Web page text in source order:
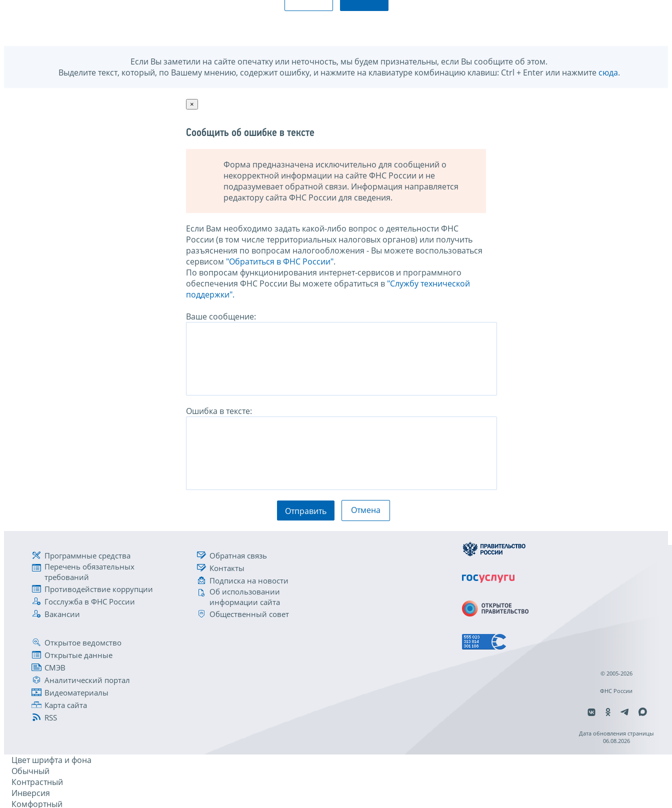
Если Вы заметили на сайте опечатку или неточность, мы будем признательны, если Вы сообщите об этом.
Выделите текст, который, по Вашему мнению, содержит ошибку, и нажмите на клавиатуре комбинацию клавиш: Ctrl + Enter или нажмите сюда.
×
Сообщить об ошибке в тексте
Форма предназначена исключительно для сообщений о
некорректной информации на сайте ФНС России и не
подразумевает обратной связи. Информация направляется
редактору сайта ФНС России для сведения.
Если Вам необходимо задать какой-либо вопрос о деятельности ФНС
России (в том числе территориальных налоговых органов) или получить
разъяснения по вопросам налогообложения - Вы можете воспользоваться
сервисом "Обратиться в ФНС России".
По вопросам функционирования интернет-сервисов и программного
обеспечения ФНС России Вы можете обратиться в "Службу технической
поддержки".
Ваше сообщение:
Ошибка в тексте:
Отправить Отмена
Программные средства
Перечень обязательных
требований
Противодействие коррупции
Госслужба в ФНС России
Вакансии
Обратная связь
Контакты
Подписка на новости
Об использовании
информации сайта
Общественный совет
Открытое ведомство
Открытые данные
СМЭВ
Аналитический портал
Видеоматериалы
Карта сайта
RSS
© 2005-2026
ФНС России
Дата обновления страницы
06.08.2026
Цвет шрифта и фона
Обычный
Контрастный
Инверсия
Комфортный